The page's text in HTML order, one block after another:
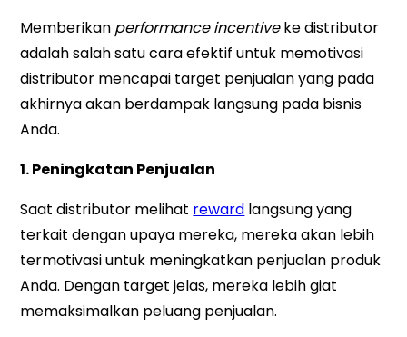
Memberikan performance incentiveke distributor
adalah salah satu cara efektif untuk memotivasi
distributor mencapai target penjualan yang pada
akhirnya akan berdampak langsung pada bisnis
Anda.
1. Peningkatan Penjualan
Saat distributor melihat reward langsung yang
terkait dengan upaya mereka, mereka akan lebih
termotivasi untuk meningkatkan penjualan produk
Anda. Dengan target jelas, mereka lebih giat
memaksimalkan peluang penjualan.